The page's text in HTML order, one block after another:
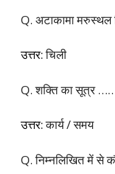
Q. अटाकामा मरुस्थल
उत्तर:चिली
Q. शक्ति का सूत्र
उत्तर:कार्य / समय
Q. निम्नलिखित में से